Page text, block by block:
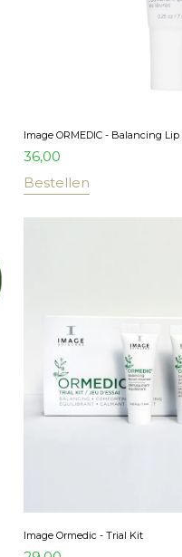
Image ORMEDIC - Balancing
36,00
Bestellen
Image Ormedic - Trial Kit